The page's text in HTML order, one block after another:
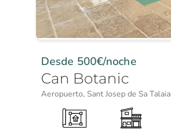
Desde 500€/noche
Can Botanic
Aeropuerto, Sant Josep de Sa Talaia